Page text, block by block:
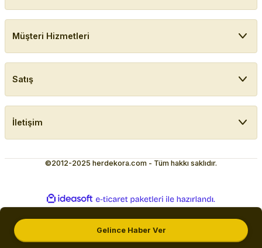
Gelince Haber Ver
Müşteri Hizmetleri
Satış
İletişim
©2012-2025 herdekora.com - Tüm hakkı saklıdır.
ideasoft
e-
ticaret
hazırlandı.